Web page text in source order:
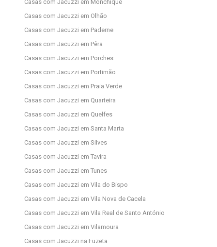
Casas com Jacuzzi em Monchique
Casas com Jacuzzi em Olhão
Casas com Jacuzzi em Paderne
Casas com Jacuzzi em Pêra
Casas com Jacuzzi em Porches
Casas com Jacuzzi em Portimão
Casas com Jacuzzi em Praia Verde
Casas com Jacuzzi em Quarteira
Casas com Jacuzzi em Quelfes
Casas com Jacuzzi em Santa Marta
Casas com Jacuzzi em Silves
Casas com Jacuzzi em Tavira
Casas com Jacuzzi em Tunes
Casas com Jacuzzi em Vila do Bispo
Casas com Jacuzzi em Vila Nova de Cacela
Casas com Jacuzzi em Vila Real de Santo António
Casas com Jacuzzi em Vilamoura
Casas com Jacuzzi na Fuzeta